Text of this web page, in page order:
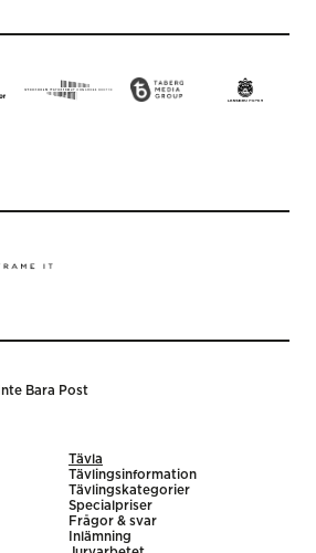
Inte Bara Post
Tävla
Tävlingsinformation
Tävlingskategorier
Specialpriser
Frågor & svar
Inlämning